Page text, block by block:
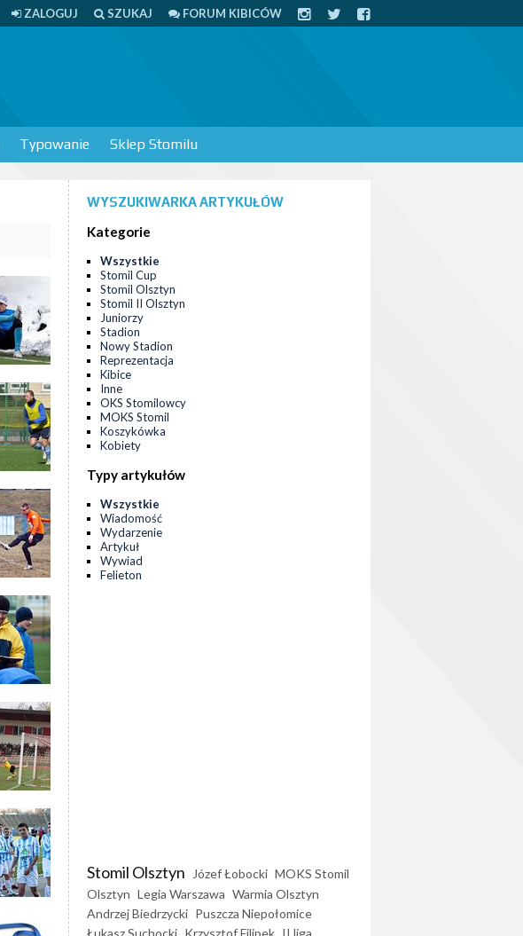
ZALOGUJ SZUKAJ FORUM KIBICÓW
Typowanie Sklep Stomilu
WYSZUKIWARKA ARTYKUŁÓW
Kategorie
Wszystkie
Stomil Cup
Stomil Olsztyn
Stomil II Olsztyn
Juniorzy
Stadion
Nowy Stadion
Reprezentacja
Kibice
Inne
OKS Stomilowcy
MOKS Stomil
Koszykówka
Kobiety
Typy artykułów
Wszystkie
Wiadomość
Wydarzenie
Artykuł
Wywiad
Felieton
Stomil Olsztyn Józef Łobocki MOKS Stomil
Olsztyn Legia Warszawa Warmia Olsztyn
Andrzej Biedrzycki Puszcza Niepołomice
Łukasz Suchocki Krzysztof Filipek II liga